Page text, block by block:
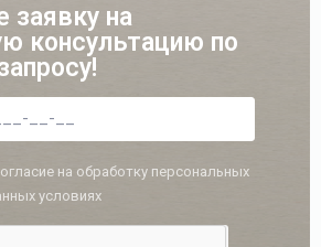
заявку на
консультацию по
на обработку персональных
условиях